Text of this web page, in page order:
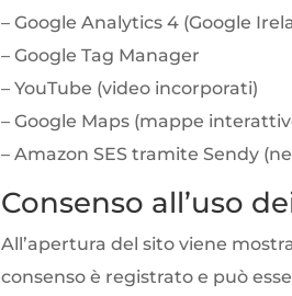
– Google Analytics 4 (Google
– Google Tag Manager
– YouTube (video incorporati)
– Google Maps (mappe
– Amazon SES tramite Sendy
Consenso all’uso
All’apertura del sito viene
consenso è registrato e può